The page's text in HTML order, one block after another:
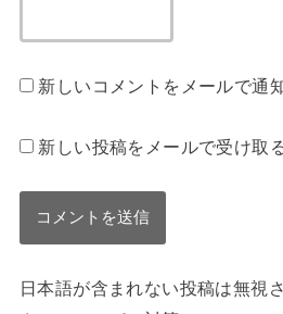
新しいコメントをメールで通
新しい投稿をメールで受け取
日本語が含まれない投稿は無視